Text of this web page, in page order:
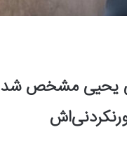
یحیی مشخص شد